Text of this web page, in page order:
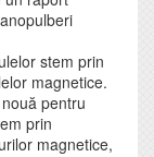
stem prin
magnetice.
pentru
prin
magnetice,